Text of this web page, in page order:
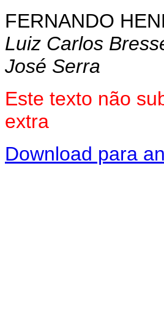
FERNANDO
Luiz Carlos
José Serra
Este texto não
extra
Download para